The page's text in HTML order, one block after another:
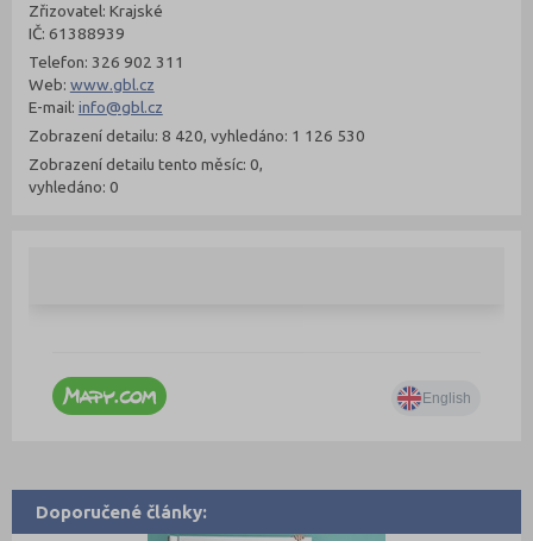
Zřizovatel: Krajské
IČ: 61388939
Telefon: 326 902 311
Web: www.gbl.cz
E-mail: info@gbl.cz
Zobrazení detailu: 8 420, vyhledáno: 1 126 530
Zobrazení detailu tento měsíc: 0,
vyhledáno: 0
Doporučené články: